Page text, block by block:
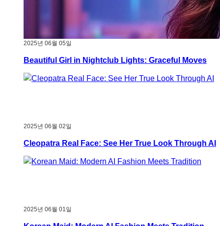
2025년 06월 05일
Beautiful Girl in Nightclub Lights: Graceful Moves
2025년 06월 02일
Cleopatra Real Face: See Her True Look Through AI
2025년 06월 01일